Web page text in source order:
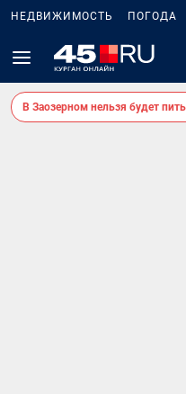
НЕДВИЖИМОСТЬ ПОГОДА
В Заозерном нельзя будет